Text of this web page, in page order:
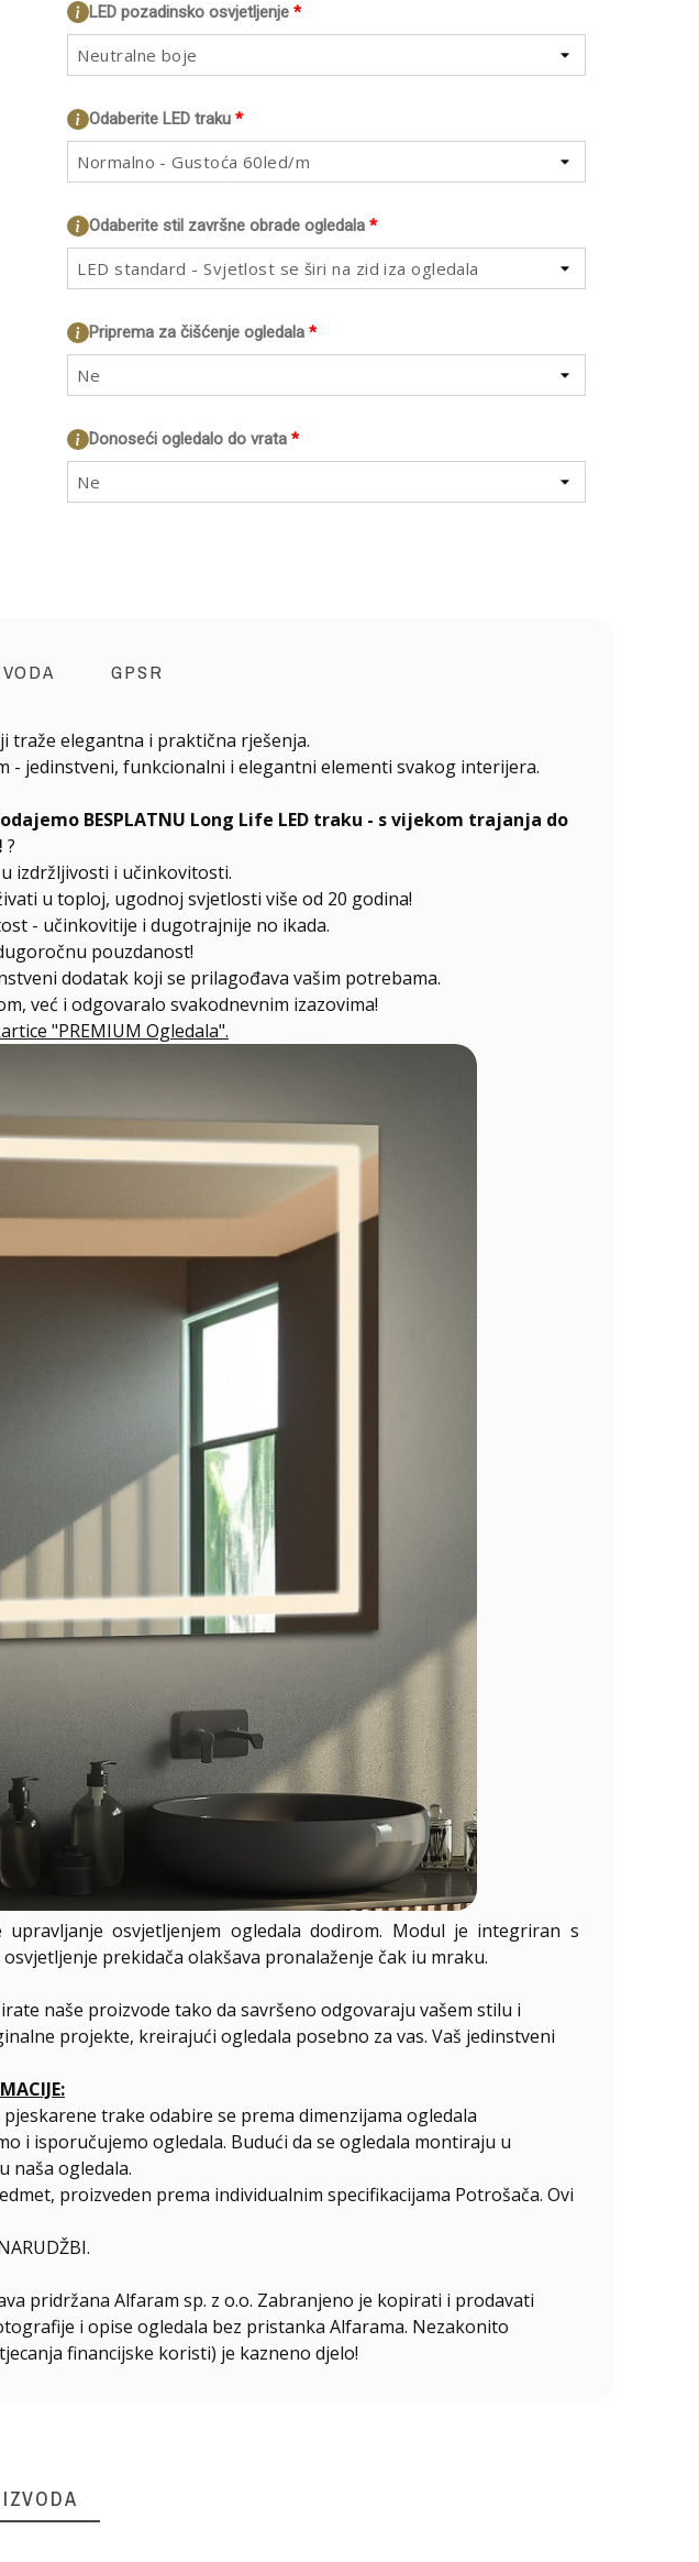
*
LED pozadinsko osvjetljenje
Neutralne boje
*
Odaberite LED traku
Normalno - Gustoća 60led/m
*
Odaberite stil završne obrade ogledala
LED standard - Svjetlost se širi na zid iza ogledala
*
Priprema za čišćenje ogledala
Ne
*
Donoseći ogledalo do vrata
Ne
GPSR
traže elegantna i praktična rješenja.
- jedinstveni, funkcionalni i elegantni elementi svakog interijera.
BESPLATNU Long Life LED traku - s vijekom trajanja do
?
izdržljivosti i učinkovitosti.
u toploj, ugodnoj svjetlosti više od 20 godina!
- učinkovitije i dugotrajnije no ikada.
pouzdanost!
dodatak koji se prilagođava vašim potrebama.
već i odgovaralo svakodnevnim izazovima!
"PREMIUM Ogledala".
osvjetljenjem ogledala dodirom. Modul je integriran s
prekidača olakšava pronalaženje čak iu mraku.
naše proizvode tako da savršeno odgovaraju vašem stilu i
projekte, kreirajući ogledala posebno za vas. Vaš jedinstveni
trake odabire se prema dimenzijama ogledala
i isporučujemo ogledala. Budući da se ogledala montiraju u
naša ogledala.
proizveden prema individualnim specifikacijama Potrošača. Ovi
pridržana Alfaram sp. z o.o. Zabranjeno je kopirati i prodavati
i opise ogledala bez pristanka Alfarama. Nezakonito
financijske koristi) je kazneno djelo!